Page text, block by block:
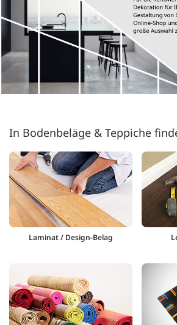
In Bodenbeläge & Teppiche
Laminat / Design-Belag